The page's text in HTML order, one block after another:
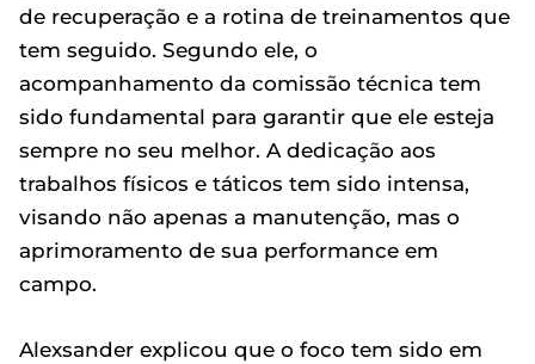
de recuperação e a rotina de treinamentos que
tem seguido. Segundo ele, o
acompanhamento da comissão técnica tem
sido fundamental para garantir que ele esteja
sempre no seu melhor. A dedicação aos
trabalhos físicos e táticos tem sido intensa,
visando não apenas a manutenção, mas o
aprimoramento de sua performance em
campo.
Alexsander explicou que o foco tem sido em